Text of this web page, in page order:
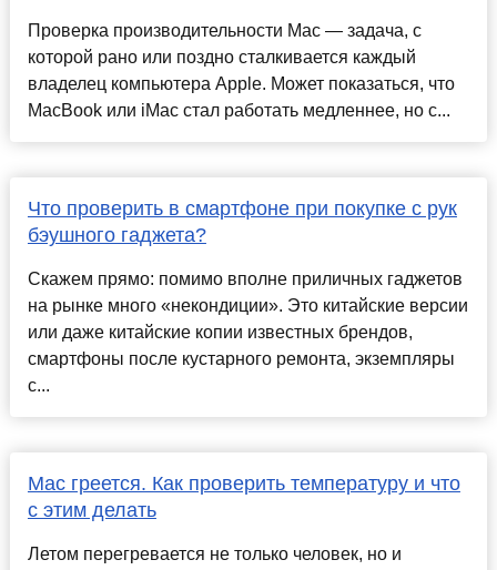
Проверка производительности Mac — задача, с
которой рано или поздно сталкивается каждый
владелец компьютера Apple. Может показаться, что
MacBook или iMac стал работать медленнее, но с...
Что проверить в смартфоне при покупке с рук
бэушного гаджета?
Скажем прямо: помимо вполне приличных гаджетов
на рынке много «некондиции». Это китайские версии
или даже китайские копии известных брендов,
смартфоны после кустарного ремонта, экземпляры
с...
Mac греется. Как проверить температуру и что
с этим делать
Летом перегревается не только человек, но и